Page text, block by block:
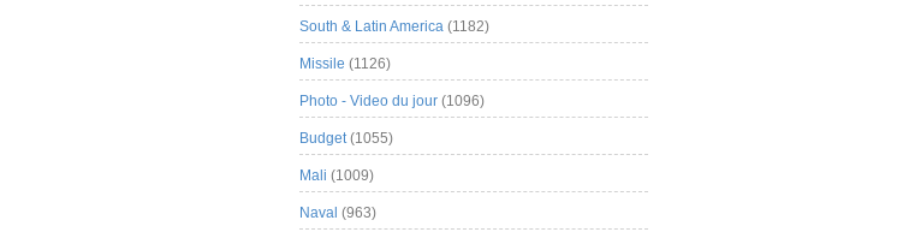
South & Latin America (1182)
Missile (1126)
Photo - Video du jour (1096)
Budget(1055)
Mali (1009)
Naval (963)